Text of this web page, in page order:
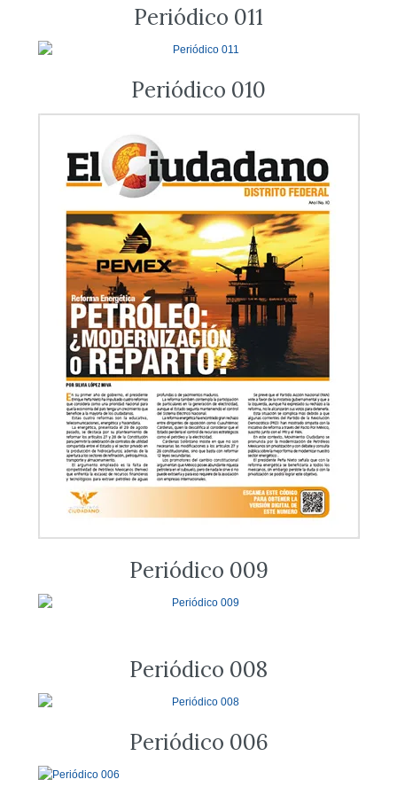
Periódico 011
Periódico 010
Periódico 009
Periódico 008
Periódico 006